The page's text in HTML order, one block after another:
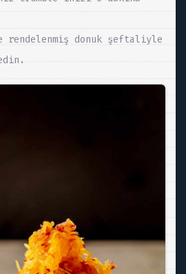
rendelenmiş donuk şeftaliyle